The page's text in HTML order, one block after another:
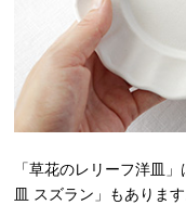
「草花のレリーフ洋皿
皿 スズラン」もありま